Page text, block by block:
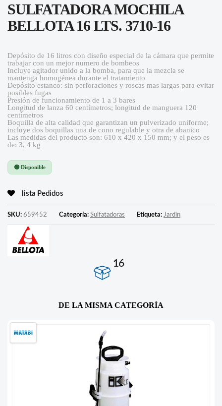
SULFATADORA MOCHILA
BELLOTA 16 LTS. 3710-16
Depósito de 16 litros con diseño especial de la cámara que permite
trabajar con un mejor numero de bombeos
Incluye agitador unido a la bomba, para que la mezcla se
mantenga homogénea durante el tratamiento
Depósito estanco: sin perforaciones y roscas mas largas para evitar
posibles fugas
Presión de funcionamiento de 1 a 3 bares
Longitud de lanza 60 centímetros; longitud de manguera 120
centímetros
Boquilla de alta calidad que garantizan un pulverizado uniforme;
incluye dos boquillas una de cono regulable y otra de abanico
Las medidas del producto son: 610 x 420 x 150 mm; y el peso es
de: 3, 4 kg
🟢 Disponible
lista Pedidos
SKU: 659452 Categoría: Sulfatadoras Etiqueta: Jardin
16
DE LA MISMA CATEGORÍA